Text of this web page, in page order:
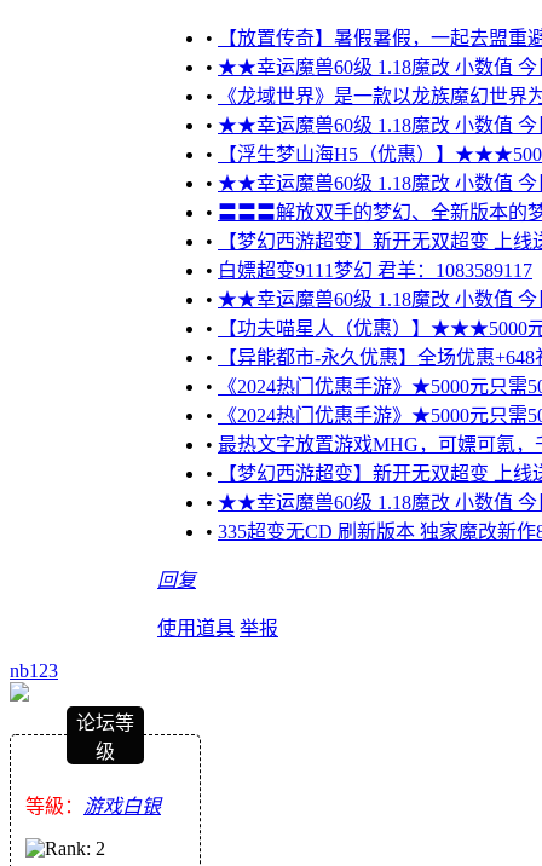
•
【放置传奇】暑假暑假，一起去盟重
• ★★幸运魔兽60级 1.18魔改 小数值
•
《龙域世界》是一款以龙族魔幻世
• ★★幸运魔兽60级 1.18魔改 小数值
•
【浮生梦山海H5（优惠）】
• ★★幸运魔兽60级 1.18魔改 小数值
• 〓〓〓解放双手的梦幻、全新版本的
•
【梦幻西游超变】新开无双超变 上线
• 白嫖超变9111梦幻 君羊：1083589117
• ★★幸运魔兽60级 1.18魔改 小数值
•
【功夫喵星人（优惠）】
•
【异能都市-永久优惠】全场优惠
•
《2024热门优惠手游》★5000元只
•
《2024热门优惠手游》★5000元只
• 最热文字放置游戏MHG，可嫖可氪，
•
【梦幻西游超变】新开无双超变 上线
• ★★幸运魔兽60级 1.18魔改 小数值
• 335超变无CD 刷新版本 独家魔改新
回复
使用道具 举报
nb123
论坛等
级
等級： 游戏白银